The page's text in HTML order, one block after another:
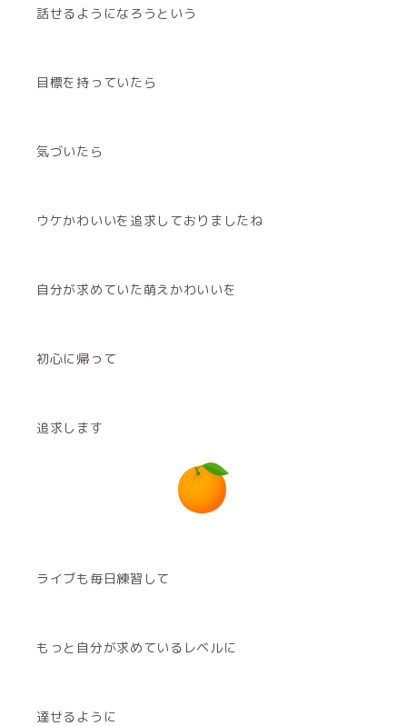
話せるようになろうという
目標を持っていたら
気づいたら
ウケかわいいを追求しておりましたね
自分が求めていた萌えかわいいを
初心に帰って
追求します
ライブも毎日練習して
もっと自分が求めているレベルに
達せるように